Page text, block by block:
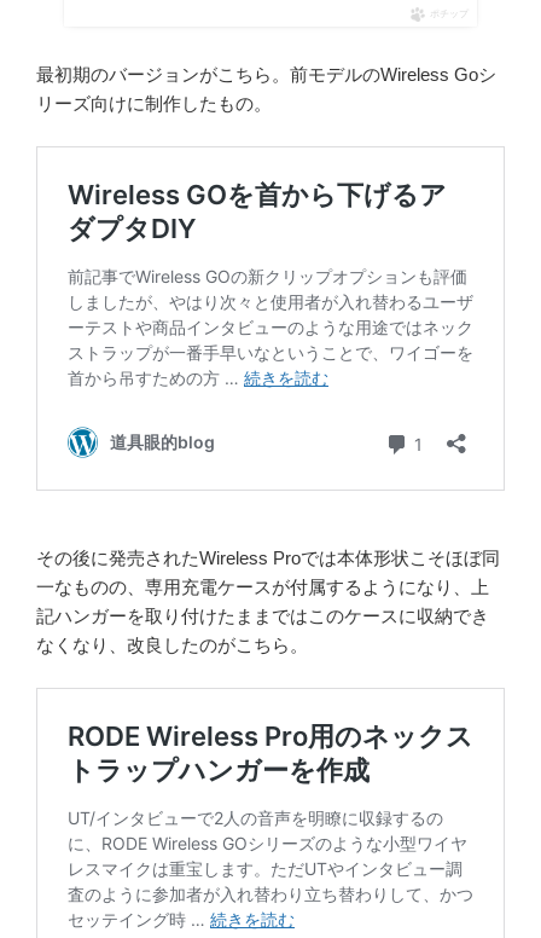
ポチップ
最初期のバージョンがこちら。前モデルのWireless Goシ
リーズ向けに制作したもの。
その後に発売されたWireless Proでは本体形状こそほぼ同
一なものの、専用充電ケースが付属するようになり、上
記ハンガーを取り付けたままではこのケースに収納でき
なくなり、改良したのがこちら。